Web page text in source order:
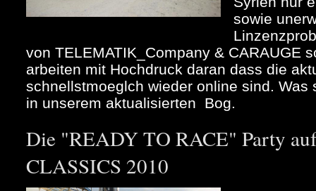
sowie
von TELEMATIK_Company & CARAUGE
arbeiten mit Hochdruck daran dass die
schnellstmoeglch wieder online sind. Was
in unserem aktualisierten Bog.
Die "READY TO RACE" Party
CLASSICS 2010